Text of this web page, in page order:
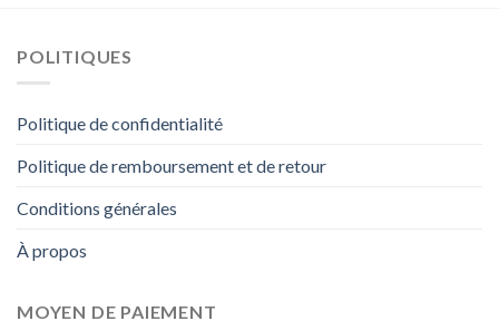
POLITIQUES
Politique de confidentialité
Politique de remboursement et de retour
Conditions générales
À propos
MOYEN DE PAIEMENT